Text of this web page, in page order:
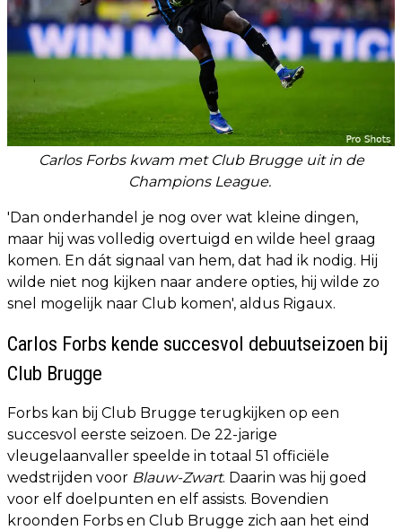
Carlos Forbs kwam met Club Brugge uit in de
Champions League.
'Dan onderhandel je nog over wat kleine dingen,
maar hij was volledig overtuigd en wilde heel graag
komen. En dát signaal van hem, dat had ik nodig. Hij
wilde niet nog kijken naar andere opties, hij wilde zo
snel mogelijk naar Club komen', aldus Rigaux.
Carlos Forbs kende succesvol debuutseizoen bij
Club Brugge
Forbs kan bij Club Brugge terugkijken op een
succesvol eerste seizoen. De 22-jarige
vleugelaanvaller speelde in totaal 51 officiële
wedstrijden voor Blauw-Zwart. Daarin was hij goed
voor elf doelpunten en elf assists. Bovendien
kroonden Forbs en Club Brugge zich aan het eind